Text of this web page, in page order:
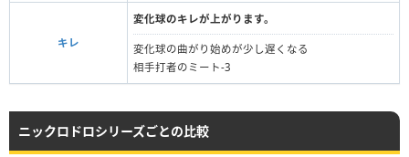
キレ
変化球のキレが上がります。
変化球の曲がり始めが少し遅くなる
相手打者のミート-3
ニックロドロシリーズごとの比較